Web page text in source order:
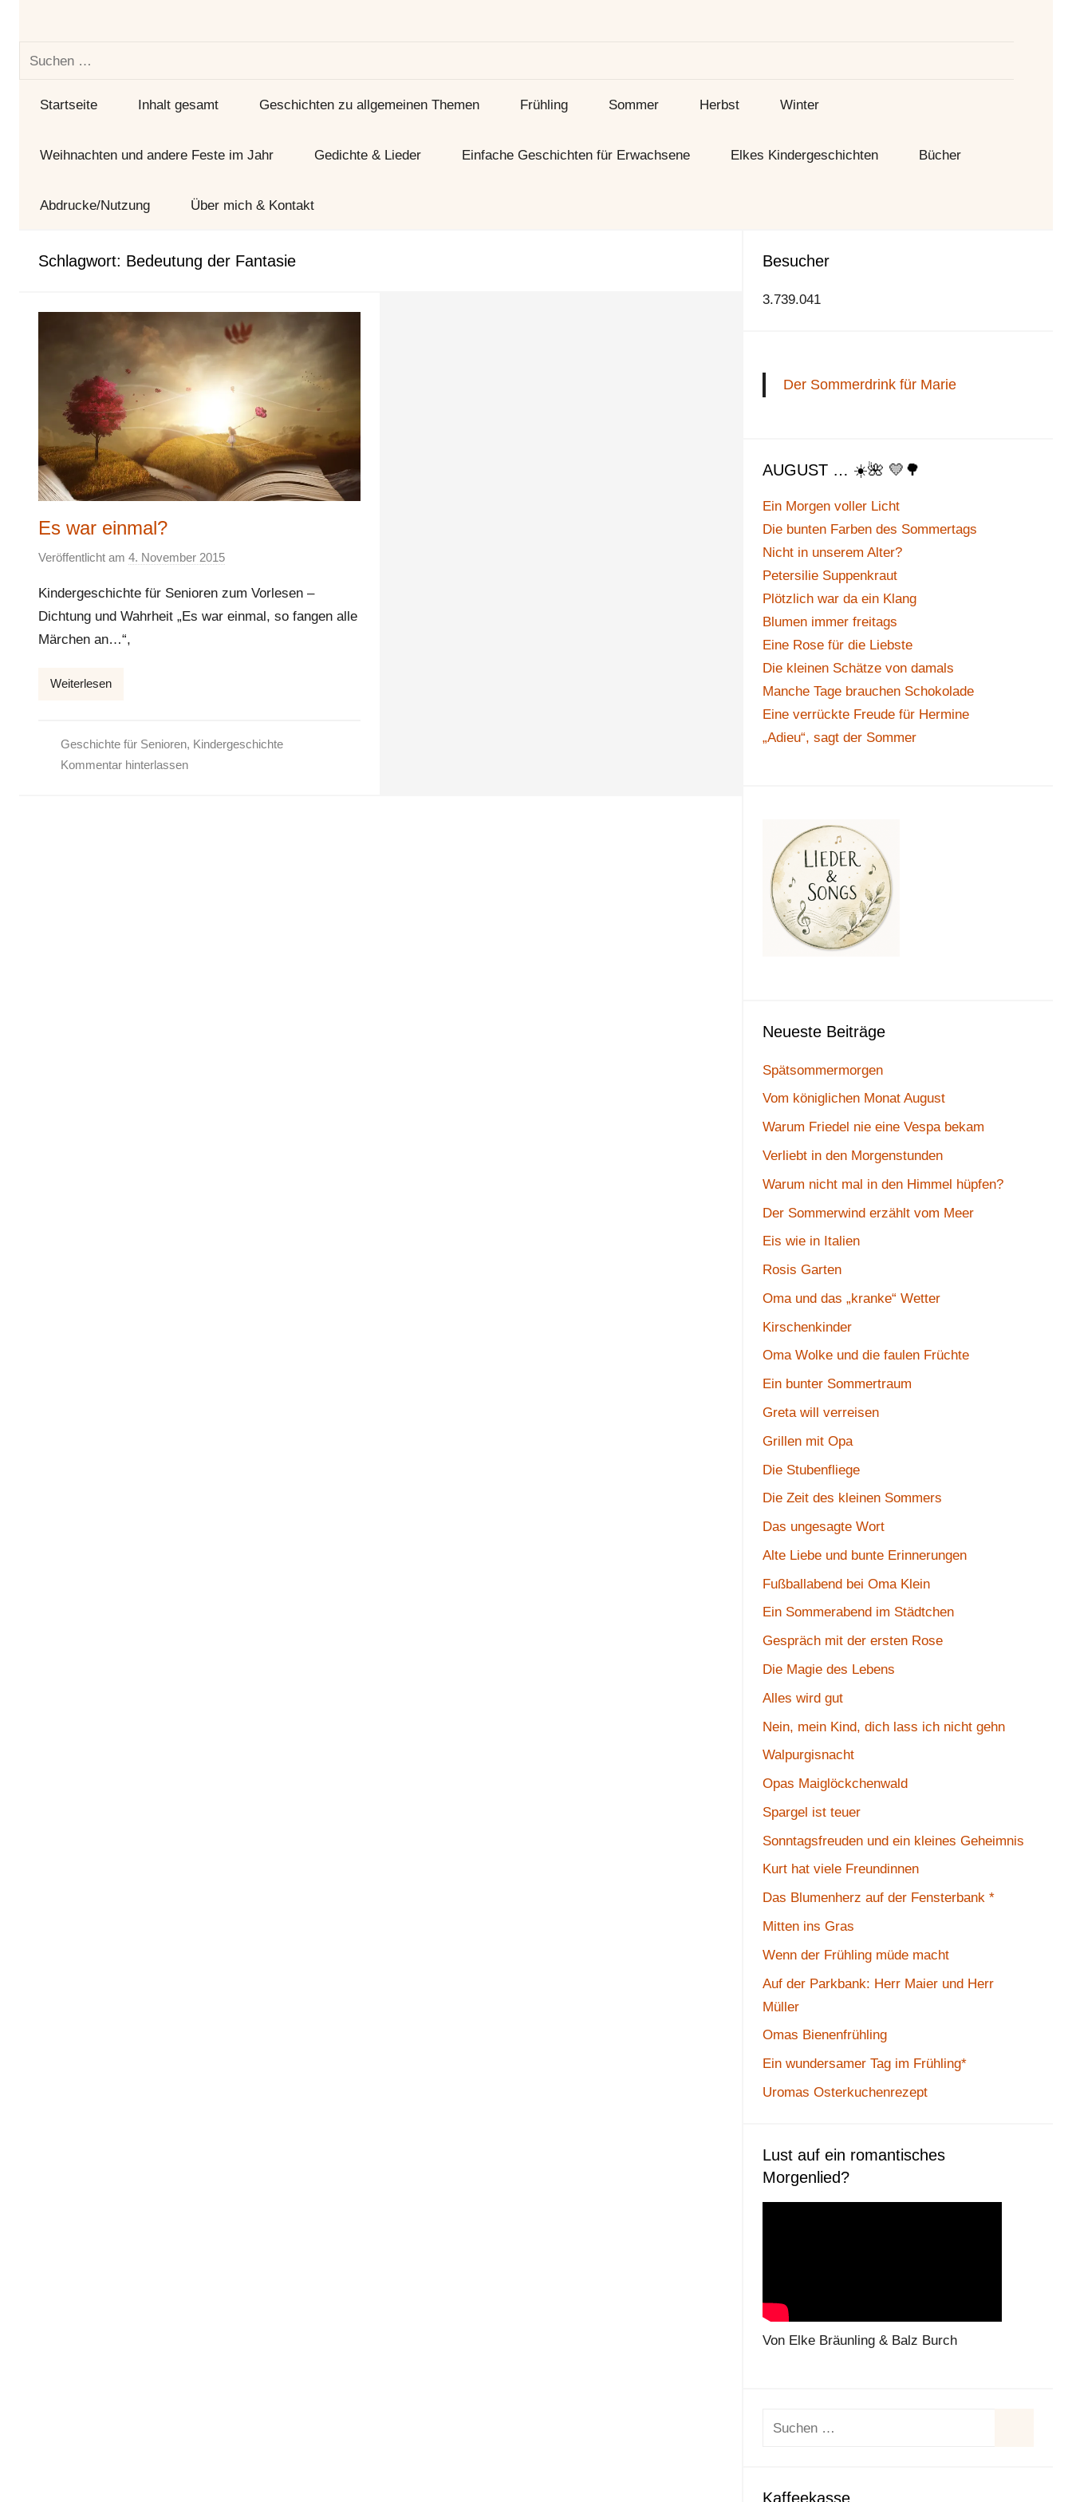
Suchen
Startseite
Inhalt gesamt Geschichten zu allgemeinen Themen Frühling Sommer Herbst Winter
Weihnachten und andere Feste im Jahr Gedichte & Lieder Einfache Geschichten für Erwachsene Elkes Kindergeschichten Bücher
Abdrucke/Nutzung Über mich & Kontakt
Schlagwort: Bedeutung der Fantasie
Es war einmal?
Veröffentlicht am 4. November 2015
n
E
Kindergeschichte für Senioren zum Vorlesen –
Dichtung und Wahrheit „Es war einmal, so fangen alle
Märchen an…“,
Weiterlesen
Geschichte für Senioren, Kindergeschichte
Kommentar hinterlassen
Besucher
3.739.041
Der Sommerdrink für Marie
AUGUST … ☀️🌺 💛🌳
Ein Morgen voller Licht
Die bunten Farben des Sommertags
Nicht in unserem Alter?
Petersilie Suppenkraut
Plötzlich war da ein Klang
Blumen immer freitags
Eine Rose für die Liebste
Die kleinen Schätze von damals
Manche Tage brauchen Schokolade
Eine verrückte Freude für Hermine
„Adieu“, sagt der Sommer
Neueste Beiträge
Spätsommermorgen
Vom königlichen Monat August
Warum Friedel nie eine Vespa bekam
Verliebt in den Morgenstunden
Warum nicht mal in den Himmel hüpfen?
Der Sommerwind erzählt vom Meer
Eis wie in Italien
Rosis Garten
Oma und das „kranke“ Wetter
Kirschenkinder
Oma Wolke und die faulen Früchte
Ein bunter Sommertraum
Greta will verreisen
Grillen mit Opa
Die Stubenfliege
Die Zeit des kleinen Sommers
Das ungesagte Wort
Alte Liebe und bunte Erinnerungen
Fußballabend bei Oma Klein
Ein Sommerabend im Städtchen
Gespräch mit der ersten Rose
Die Magie des Lebens
Alles wird gut
Nein, mein Kind, dich lass ich nicht gehn
Walpurgisnacht
Opas Maiglöckchenwald
Spargel ist teuer
Sonntagsfreuden und ein kleines Geheimnis
Kurt hat viele Freundinnen
Das Blumenherz auf der Fensterbank *
Mitten ins Gras
Wenn der Frühling müde macht
Auf der Parkbank: Herr Maier und Herr
Müller
Omas Bienenfrühling
Ein wundersamer Tag im Frühling*
Uromas Osterkuchenrezept
Lust auf ein romantisches
Morgenlied?
Von Elke Bräunling & Balz Burch
Suchen
Kaffeekasse